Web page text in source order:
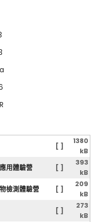
[ ]
1380
kB
用體驗營
[ ]
393
kB
檢測體驗營
[ ]
209
kB
[ ]
273
kB